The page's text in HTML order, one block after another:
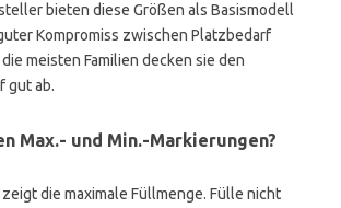
bieten diese Größen als Basismodell
Kompromiss zwischen Platzbedarf
meisten Familien decken sie den
gut ab.
Max.- und Min.-Markierungen?
die maximale Füllmenge. Fülle nicht